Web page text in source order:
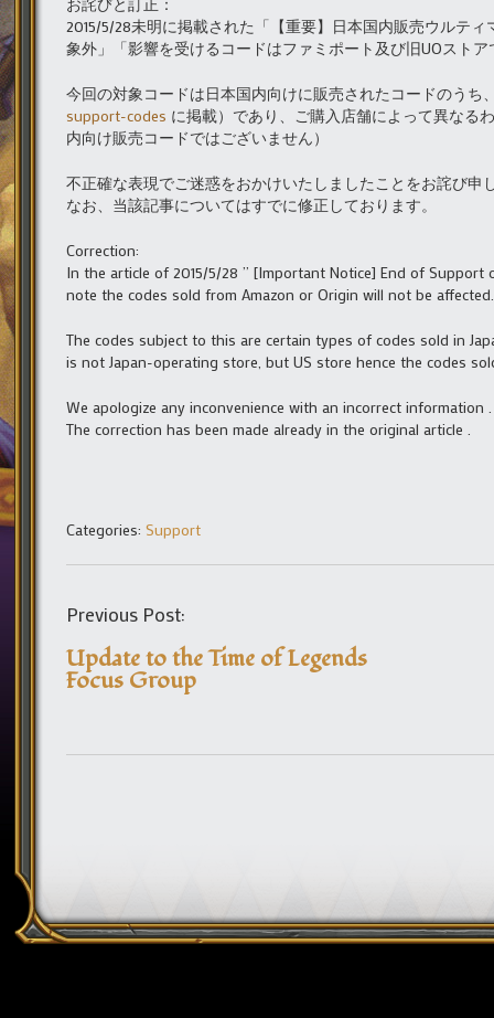
2015/5/28未明に掲載された「【重要】日本国内販売ウルテ
象外」「影響を受けるコードはファミポート及び旧UOスト
今回の対象コードは日本国内向けに販売されたコードのう
support-codes に掲載）であり、ご購入店舗によって異なる
内向け販売コードではございません）
不正確な表現でご迷惑をおかけいたしましたことをお詫び申
なお、当該記事についてはすでに修正しております。
Correction:
In the article of 2015/5/28 ” [Important Notice] End of
note the codes sold from Amazon or Origin will not be affected.
The codes subject to this are certain types of codes sold in
is not Japan-operating store, but US store hence the codes
We apologize any inconvenience with an incorrect information .
The correction has been made already in the original article .
Categories: Support
Previous Post:
Update to the Time of Legends
Focus Group